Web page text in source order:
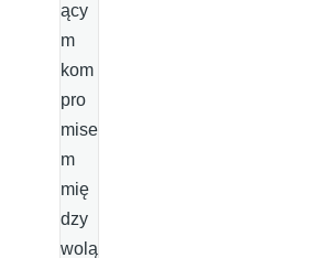
ący
m
kom
pro
mise
m
mię
dzy
wolą